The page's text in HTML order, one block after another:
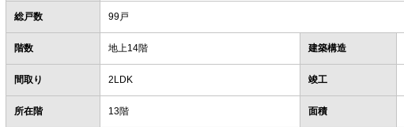
総戸数 99戸
階数 地上14階 建築構造
間取り 2LDK 竣工
所在階 13階 面積